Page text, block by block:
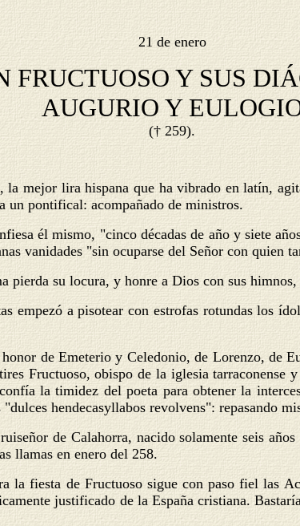
21 de enero
FRUCTUOSO Y SUS
AUGURIO Y
(† 259).
mejor lira hispana que ha vibrado en latín,
un pontifical: acompañado de ministros.
él mismo, "cinco décadas de año y siete
vanidades "sin ocuparse del Señor con quien
su locura, y honre a Dios con sus
empezó a pisotear con estrofas rotundas los
de Emeterio y Celedonio, de Lorenzo, de
Fructuoso, obispo de la iglesia
la timidez del poeta para obtener la
hendecasyllabos revolvens": repasando
de Calahorra, nacido solamente seis
llamas en enero del 258.
la fiesta de Fructuoso sigue con paso fiel las
justificado de la España cristiana.